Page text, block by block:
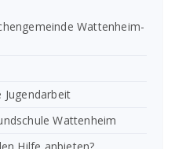
Wattenheim-
Jugendarbeit
Wattenheim